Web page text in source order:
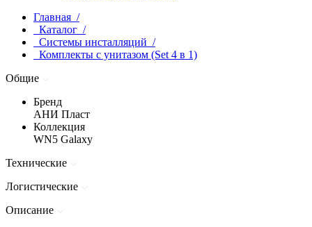
Главная /
Каталог /
Системы инсталляций /
Комплекты с унитазом (Set 4 в 1)
Общие
Бренд
АНИ Пласт
Коллекция
WN5 Galaxy
Технические
Логистические
Описание